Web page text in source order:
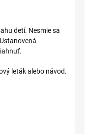
detí. Nesmie sa
leták alebo návod.